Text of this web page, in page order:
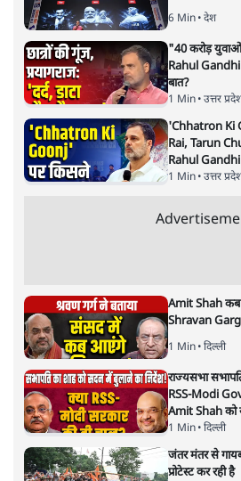
महाराष्ट्र निकाय
सहयोगियों के लिए
विश्लेषण| संदीप सोनवलकर | 16 JAN, 2026
संदीप सोनवलकर